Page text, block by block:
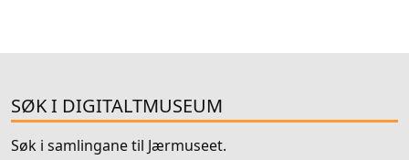
SØK I DIGITALTMUSEUM
Søk i samlingane til Jærmuseet.